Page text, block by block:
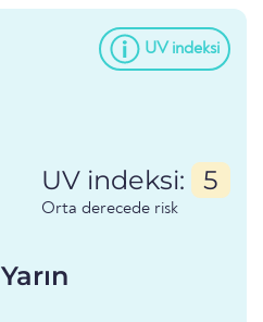
UV indeksi
UV indeksi: 5
Orta derecede risk
Yarın